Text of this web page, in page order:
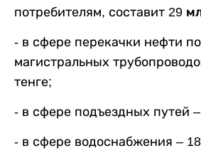
потребителям, составит 29
- в сфере перекачки нефти
магистральных
тенге;
- в сфере подъездных путей
- в сфере водоснабжения –